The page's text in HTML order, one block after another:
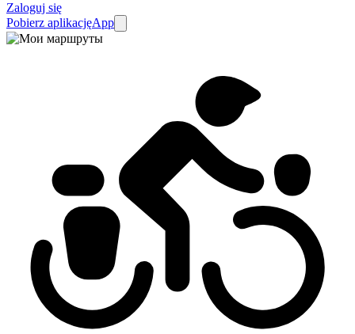
Zaloguj się
Pobierz aplikacjęApp